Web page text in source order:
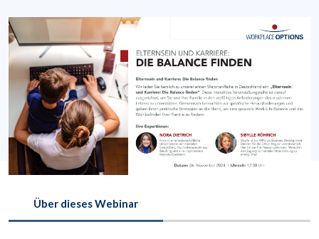
Über dieses Webinar